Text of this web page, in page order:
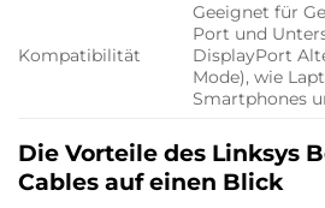
Kompatibilität
Geeignet für
Port und
DisplayPort
Mode), wie
Smartphones
Die Vorteile des Linksys
Cables auf einen Blick